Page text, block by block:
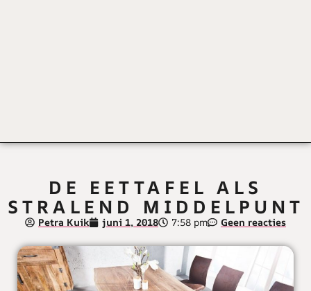
DE EETTAFEL ALS
STRALEND MIDDELPUNT
Petra Kuik juni 1, 2018 7:58 pm Geen reacties